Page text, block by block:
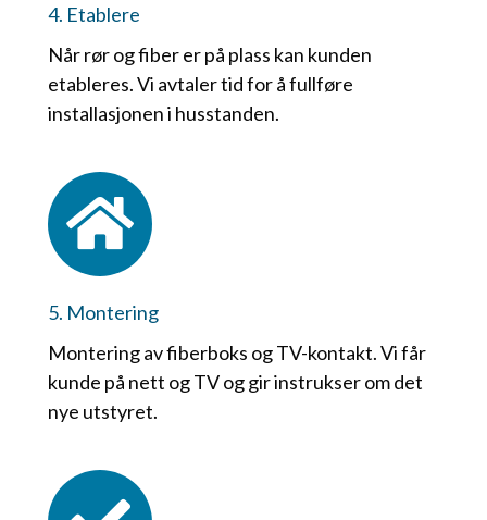
4. Etablere
Når rør og fiber er på plass kan kunden
etableres. Vi avtaler tid for å fullføre
installasjonen i husstanden.
5. Montering
Montering av fiberboks og TV-kontakt. Vi får
kunde på nett og TV og gir instrukser om det
nye utstyret.